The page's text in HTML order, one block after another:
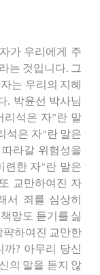
가 우리에게 주
는 것입니다. 그
는 우리의 지혜
. 박윤선 박사님
리석은 자”란 말
석은 자”란 말은
라갈 위험성을
련한 자”란 말은
교만하여진 자
서 죄를 심상히
망도 듣기를 싫
퍅하여진 교만한
? 아무리 당신
의 말을 듣지 않